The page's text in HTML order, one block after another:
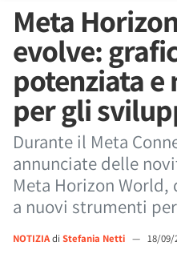
Meta
evolve:
potenziata e
per gli
Durante il Meta
annunciate delle
Meta Horizon
a nuovi strumenti
NOTIZIAdi Stefania Netti — 18/09/